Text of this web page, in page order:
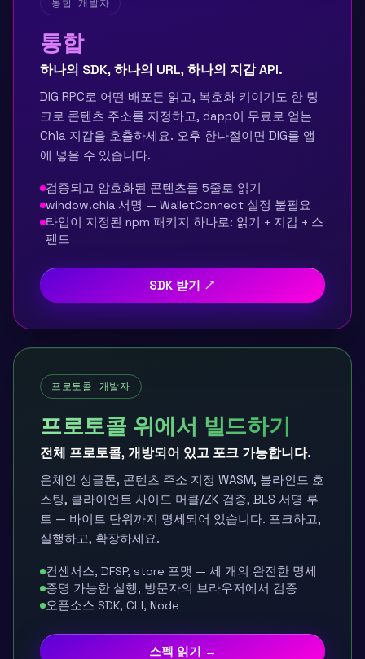
통합 개발자
통합
하나의 SDK, 하나의 URL, 하나의 지갑 API.
DIG RPC로 어떤 배포든 읽고, 복호화 키이기도 한 링
크로 콘텐츠 주소를 지정하고, dapp이 무료로 얻는
Chia 지갑을 호출하세요. 오후 한나절이면 DIG를 앱
에 넣을 수 있습니다.
검증되고 암호화된 콘텐츠를 5줄로 읽기
window.chia 서명 — WalletConnect 설정 불필요
타입이 지정된 npm 패키지 하나로: 읽기 + 지갑 + 스
펜드
SDK 받기 ↗
프로토콜 개발자
프로토콜 위에서 빌드하기
전체 프로토콜, 개방되어 있고 포크 가능합니다.
온체인 싱글톤, 콘텐츠 주소 지정 WASM, 블라인드 호
스팅, 클라이언트 사이드 머클/ZK 검증, BLS 서명 루
트 — 바이트 단위까지 명세되어 있습니다. 포크하고,
실행하고, 확장하세요.
컨센서스, DFSP, store 포맷 — 세 개의 완전한 명세
증명 가능한 실행, 방문자의 브라우저에서 검증
오픈소스 SDK, CLI, Node
스펙 읽기 →